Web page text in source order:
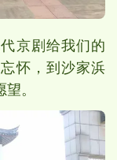
京剧给我们的
怀，到沙家浜
。